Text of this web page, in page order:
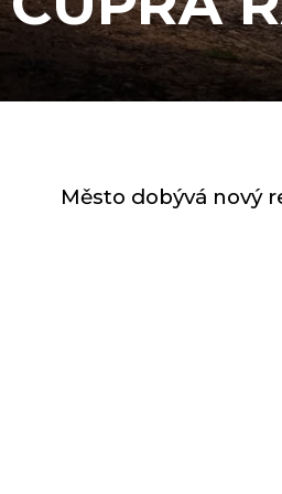
Město dobývá nový